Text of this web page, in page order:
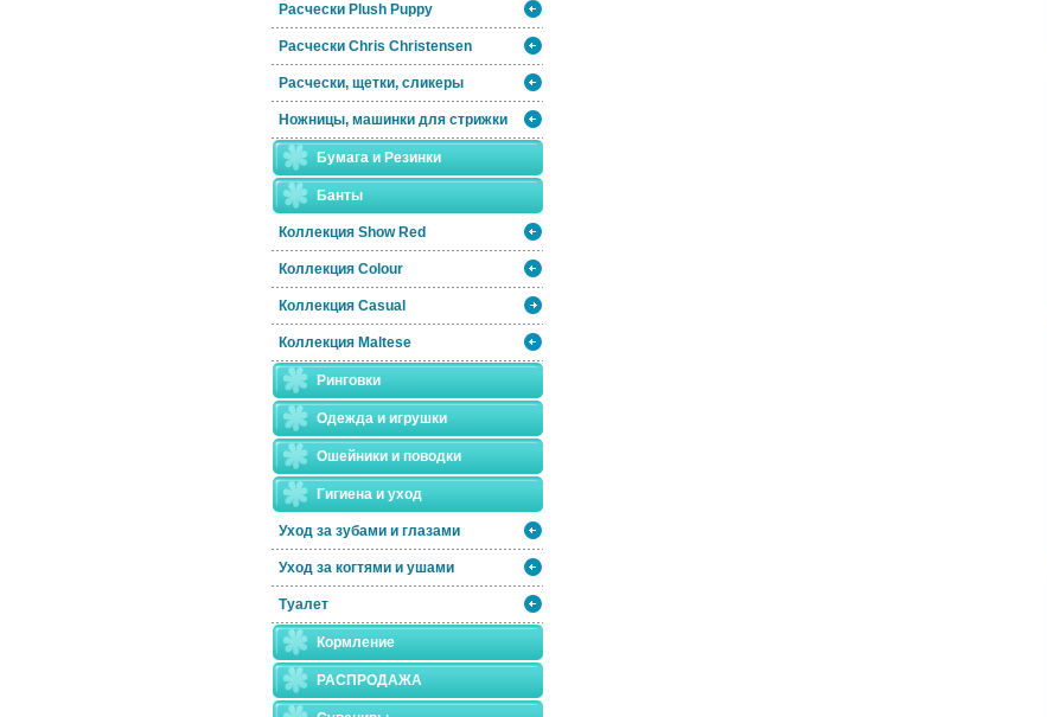
Расчески Plush Puppy
Расчески Сhris Christensen
Расчески, щетки, сликеры
Ножницы, машинки для стрижки
Бумага и Резинки
Банты
Коллекция Show Red
Коллекция Colour
Коллекция Casual
Коллекция Maltese
Ринговки
Одежда и игрушки
Ошейники и поводки
Гигиена и уход
Уход за зубами и глазами
Уход за когтями и ушами
Туалет
Кормление
РАСПРОДАЖА